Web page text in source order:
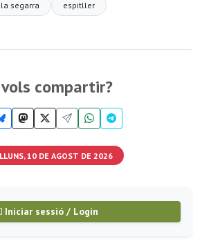
la segarra espitller
compartir?
10 DE AGOST DE 2026
Iniciar sessió / Login